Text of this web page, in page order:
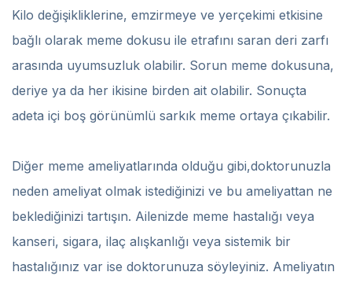
Kilo değişikliklerine, emzirmeye ve yerçekimi etkisine
bağlı olarak meme dokusu ile etrafını saran deri zarfı
arasında uyumsuzluk olabilir. Sorun meme dokusuna,
deriye ya da her ikisine birden ait olabilir. Sonuçta
adeta içi boş görünümlü sarkık meme ortaya çıkabilir.
Diğer meme ameliyatlarında olduğu gibi,doktorunuzla
neden ameliyat olmak istediğinizi ve bu ameliyattan ne
beklediğinizi tartışın. Ailenizde meme hastalığı veya
kanseri, sigara, ilaç alışkanlığı veya sistemik bir
hastalığınız var ise doktorunuza söyleyiniz. Ameliyatın